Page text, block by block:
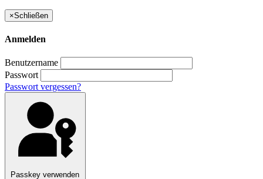
×Schließen
Anmelden
Benutzername
Passwort
Passwort vergessen?
Passkey verwenden